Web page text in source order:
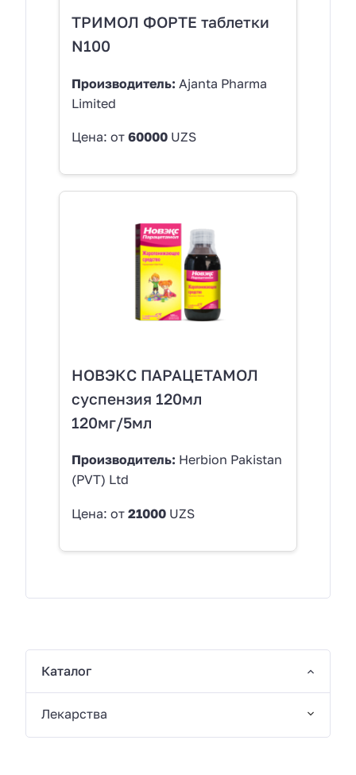
ТРИМОЛ ФОРТЕ таблетки
N100
Производитель: Ajanta Pharma
Limited
Цена: от 60000 UZS
НОВЭКС ПАРАЦЕТАМОЛ
суспензия 120мл
120мг/5мл
Производитель: Herbion Pakistan
(PVT) Ltd
Цена: от 21000 UZS
Каталог
Лекарства